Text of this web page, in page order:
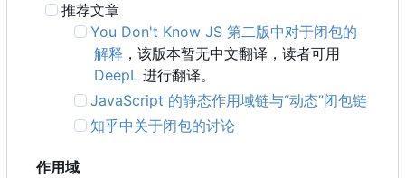
推荐文章
You Don't Know JS 第二版中对于闭包的
解释 ，该版本暂无中文翻译，读者可用
DeepL 进行翻译。
JavaScript 的静态作用域链与“动态”闭包链
知乎中关于闭包的讨论
作用域